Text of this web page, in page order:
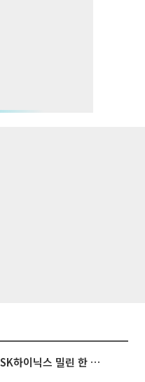
[베스트&워스트] 삼성전자·SK하이닉스 밀린 한 주…상상인증권은 85% 급등